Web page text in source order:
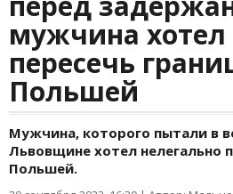
мужчина хотел
пересечь
Польшей
Мужчина, которого пытали в
Львовщине хотел нелегально
Польшей.